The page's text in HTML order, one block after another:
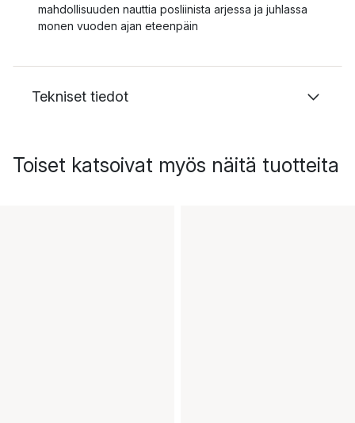
mahdollisuuden nauttia posliinista arjessa ja juhlassa
monen vuoden ajan eteenpäin
Tekniset tiedot
Toiset katsoivat myös näitä tuotteita